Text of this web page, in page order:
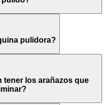
pulidora?
tener los arañazos que